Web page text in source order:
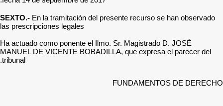
SEXTO.-En la tramitación
Ha actuado como
MANUEL DE VICENTE